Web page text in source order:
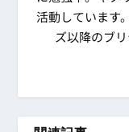
活動しています
ズ以降のブ